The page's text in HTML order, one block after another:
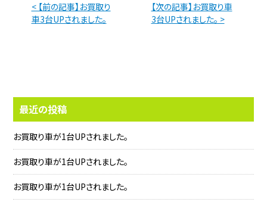
< 【前の記事】お買取り
車3台UPされました。
【次の記事】お買取り車
3台UPされました。 >
最近の投稿
お買取り車が1台UPされました。
お買取り車が1台UPされました。
お買取り車が1台UPされました。